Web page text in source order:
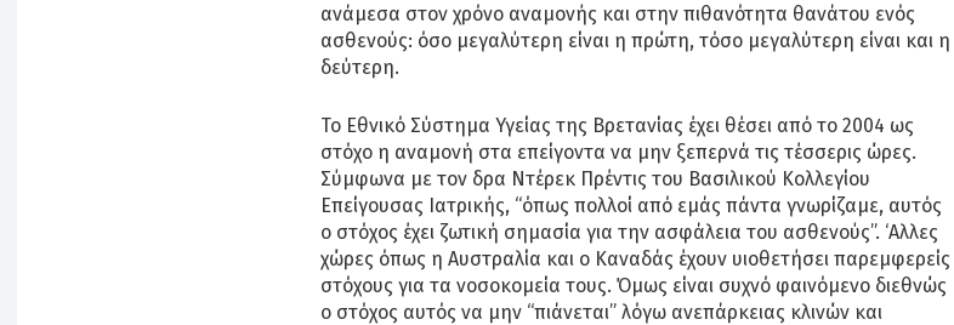
ανάμεσα στον χρόνο αναμονής και στην πιθανότητα θανάτου ενός
ασθενούς: όσο μεγαλύτερη είναι η πρώτη, τόσο μεγαλύτερη είναι και η
δεύτερη.
Το Εθνικό Σύστημα Υγείας της Βρετανίας έχει θέσει από το 2004 ως
στόχο η αναμονή στα επείγοντα να μην ξεπερνά τις τέσσερις ώρες.
Σύμφωνα με τον δρα Ντέρεκ Πρέντις του Βασιλικού Κολλεγίου
Επείγουσας Ιατρικής, “όπως πολλοί από εμάς πάντα γνωρίζαμε, αυτός
ο στόχος έχει ζωτική σημασία για την ασφάλεια του ασθενούς”. ‘Αλλες
χώρες όπως η Αυστραλία και ο Καναδάς έχουν υιοθετήσει παρεμφερείς
στόχους για τα νοσοκομεία τους. Όμως είναι συχνό φαινόμενο διεθνώς
ο στόχος αυτός να μην “πιάνεται” λόγω ανεπάρκειας κλινών και